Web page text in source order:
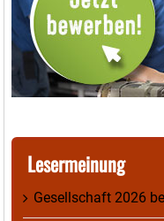
Lesermeinung
Gesellschaft 2026